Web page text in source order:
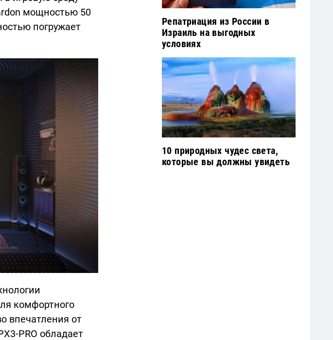
мощностью 50
погружает
комфортного
впечатления от
PRO обладает
Репатриация из России в
Израиль на выгодных
условиях
10 природных чудес света,
которые вы должны увидеть